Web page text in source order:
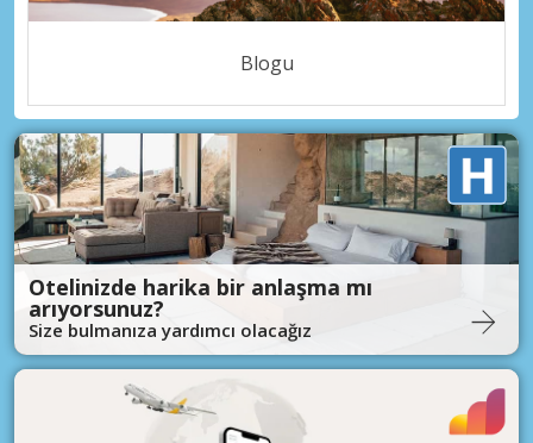
Blogu
Otelinizde harika bir anlaşma mı
arıyorsunuz?
Size bulmanıza yardımcı olacağız